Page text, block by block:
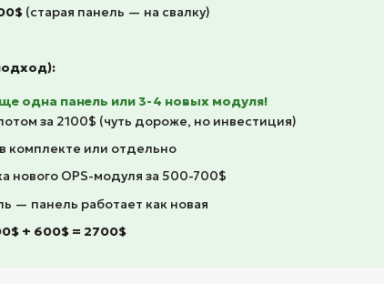
(старая панель — на свалку)
одна панель или 3-4 новых модуля!
за 2100$ (чуть дороже, но инвестиция)
комплекте или отдельно
нового OPS-модуля за 500-700$
— панель работает как новая
+ 600$ = 2700$